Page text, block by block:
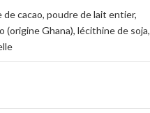
de cacao, poudre de lait entier,
(origine Ghana), lécithine de soja,